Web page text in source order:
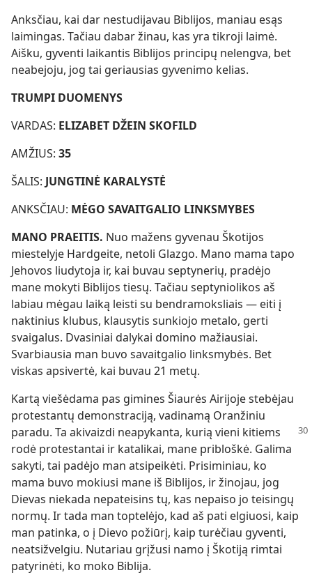
Anksčiau, kai dar nestudijavau Biblijos, maniau esąs
laimingas. Tačiau dabar žinau, kas yra tikroji laimė.
Aišku, gyventi laikantis Biblijos principų nelengva, bet
neabejoju, jog tai geriausias gyvenimo kelias.
TRUMPI DUOMENYS
VARDAS: ELIZABET DŽEIN SKOFILD
AMŽIUS: 35
ŠALIS: JUNGTINĖ KARALYSTĖ
ANKSČIAU: MĖGO SAVAITGALIO LINKSMYBES
MANO PRAEITIS. Nuo mažens gyvenau Škotijos
miestelyje Hardgeite, netoli Glazgo. Mano mama tapo
Jehovos liudytoja ir, kai buvau septynerių, pradėjo
mane mokyti Biblijos tiesų. Tačiau septyniolikos aš
labiau mėgau laiką leisti su bendramoksliais — eiti į
naktinius klubus, klausytis sunkiojo metalo, gerti
svaigalus. Dvasiniai dalykai domino mažiausiai.
Svarbiausia man buvo savaitgalio linksmybės. Bet
viskas apsivertė, kai buvau 21 metų.
Kartą viešėdama pas gimines Šiaurės Airijoje stebėjau
protestantų demonstraciją, vadinamą Oranžiniu
paradu. Ta akivaizdi neapykanta, kurią vieni kitiems
rodė protestantai ir katalikai, mane pribloškė. Galima
sakyti, tai padėjo man atsipeikėti. Prisiminiau, ko
mama buvo mokiusi mane iš Biblijos, ir žinojau, jog
Dievas niekada nepateisins tų, kas nepaiso jo teisingų
normų. Ir tada man toptelėjo, kad aš pati elgiuosi, kaip
man patinka, o į Dievo požiūrį, kaip turėčiau gyventi,
neatsižvelgiu. Nutariau grįžusi namo į Škotiją rimtai
patyrinėti, ko moko Biblija.